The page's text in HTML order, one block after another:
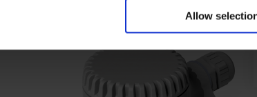
that you’ve provided to them or that they’ve
Policy at: https://akytec.de/en/
Allow